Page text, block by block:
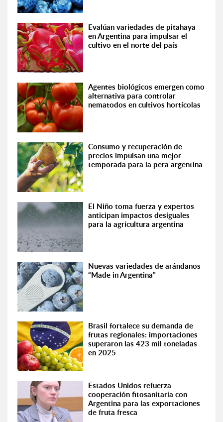
Evalúan variedades de pitahaya
en Argentina para impulsar el
cultivo en el norte del país
Agentes biológicos emergen como
alternativa para controlar
nematodos en cultivos hortícolas
Consumo y recuperación de
precios impulsan una mejor
temporada para la pera argentina
El Niño toma fuerza y expertos
anticipan impactos desiguales
para la agricultura argentina
Nuevas variedades de arándanos
“Made in Argentina”
Brasil fortalece su demanda de
frutas regionales: importaciones
superaron las 423 mil toneladas
en 2025
Estados Unidos refuerza
cooperación fitosanitaria con
Argentina para las exportaciones
de fruta fresca